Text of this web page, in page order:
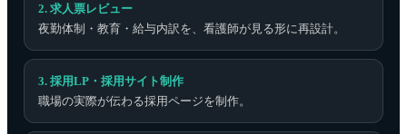
2. 求人票レビュー
夜勤体制・教育・給与内訳を、看護師が見る形に再設計。
3. 採用LP・採用サイト制作
職場の実際が伝わる採用ページを制作。